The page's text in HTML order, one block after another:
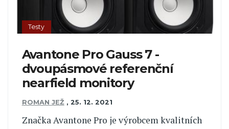
Testy
Avantone Pro Gauss 7 -
dvoupásmové referenční
nearfield monitory
ROMAN JEŽ , 25. 12. 2021
Značka Avantone Pro je výrobcem kvalitních